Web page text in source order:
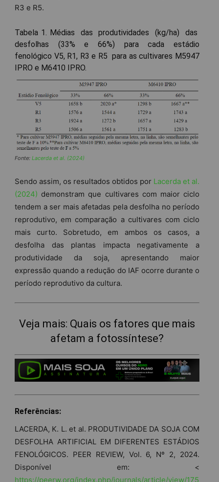
R3 e R5.
Tabela 1. Médias das produtividades (kg/ha) das
desfolhas (33% e 66%) para cada estádio
fenológico V5, R1, R3 e R5 para as cultivares M5947
IPRO e M6410 IPRO.
Fonte: Lacerda et al. (2024)
Sendo assim, os resultados obtidos por Lacerda et al.
(2024) demonstram que cultivares com maior ciclo
tendem a ser mais afetadas pela desfolha no período
reprodutivo, em comparação a cultivares com ciclo
mais curto. Sobretudo, em ambos os casos, a
desfolha das plantas impacta negativamente a
produtividade da soja, apresentando maior
expressão quando a redução do IAF ocorre durante o
período reprodutivo da cultura.
Veja mais: Quais os fatores que mais
afetam a fotossíntese?
Referências:
LACERDA, K. L. et al. PRODUTIVIDADE DA SOJA COM
DESFOLHA ARTIFICIAL EM DIFERENTES ESTÁDIOS
FENOLÓGICOS. PEER REVIEW, Vol. 6, Nº 2, 2024.
Disponível em: <
https://peerw.org/index.php/journals/article/view/175